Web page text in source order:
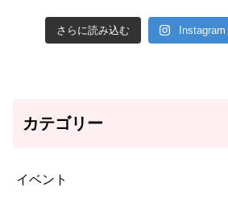
さらに読み込む
カテゴリー
イベント